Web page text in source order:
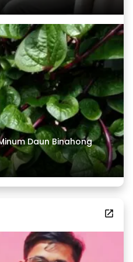
Daun Binahong